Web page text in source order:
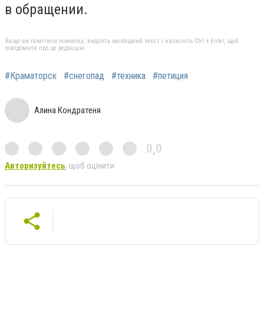
в обращении.
Якщо ви помітили помилку, виділіть необхідний текст і натисніть Ctrl + Enter, щоб
повідомити про це редакцію
#Краматорск #снегопад #техника #петиция
Алина Кондратеня
0,0
Авторизуйтесь, щоб оцінити